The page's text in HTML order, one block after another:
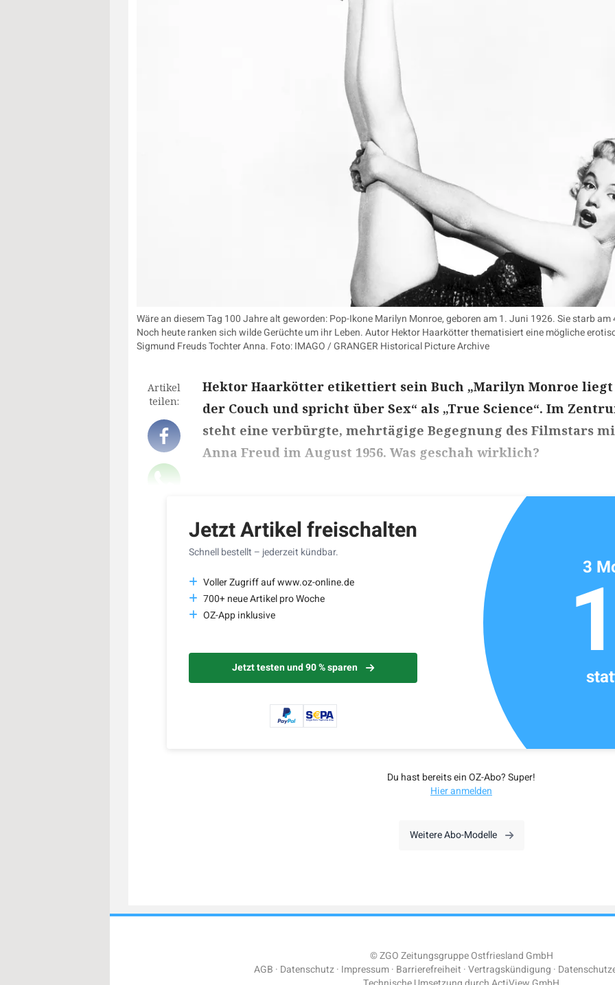
Wäre an diesem Tag 100 Jahre alt geworden: Pop-Ikone Marilyn Monroe, geboren am 1. Juni 1926. Sie starb
Noch heute ranken sich wilde Gerüchte um ihr Leben. Autor Hektor Haarkötter thematisiert eine mögliche
Sigmund Freuds Tochter Anna. Foto: IMAGO / GRANGER Historical Picture Archive
Artikel
teilen:
Hektor Haarkötter etikettiert sein Buch „Marilyn Monroe
der Couch und spricht über Sex“ als „True Science“. Im
steht eine verbürgte, mehrtägige Begegnung des Filmstars
Anna Freud im August 1956. Was geschah wirklich?
Jetzt Artikel freischalten
Schnell bestellt – jederzeit kündbar.
Voller Zugriff auf www.oz-online.de
700+ neue Artikel pro Woche
OZ-App inklusive
Jetzt testen und 90 % sparen
3
Du hast bereits ein OZ-Abo? Super!
Hier anmelden
Weitere Abo-Modelle
© ZGO Zeitungsgruppe Ostfriesland GmbH
AGB Datenschutz Impressum Barrierefreiheit Vertragskündigung